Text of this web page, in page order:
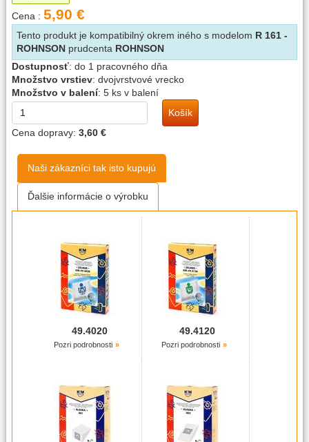
Cena : 5,90 €
Tento produkt je kompatibilný okrem iného s modelom R 161 -
ROHNSON prudcenta ROHNSON
Dostupnosť: do 1 pracovného dňa
Množstvo vrstiev: dvojvrstvové vrecko
Množstvo v balení: 5 ks v balení
Košík
Cena dopravy: 3,60 €
Naši zákazníci tak isto kupujú
Ďalšie informácie o výrobku
49.4020
Pozri podrobnosti
49.4120
Pozri podrobnosti